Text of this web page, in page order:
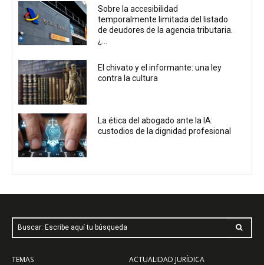
Sobre la accesibilidad
temporalmente limitada del listado
de deudores de la agencia tributaria.
¿...
El chivato y el informante: una ley
contra la cultura
La ética del abogado ante la IA:
custodios de la dignidad profesional
Buscar: Escribe aquí tu búsqueda
TEMAS
ACTUALIDAD JURÍDICA